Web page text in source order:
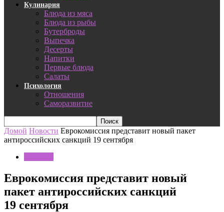
Кулинария
Блюда из мяса
Блюда из рыбы
Бутерброды
Выпечка
Десерты
Напитки
Первые блюда
Салаты
Психология
Отношения
Саморазвитие
Домой Новости Еврокомиссия представит новый пакет
антироссийских санкций 19 сентября
Еврокомиссия представит новый
пакет антироссийских санкций
19 сентября